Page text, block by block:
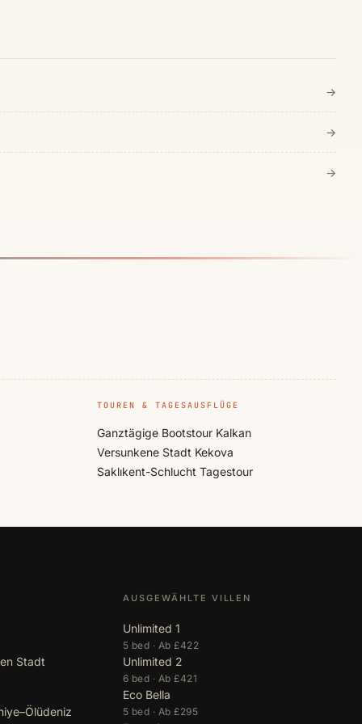
→
→
→
TOUREN & TAGESAUSFLÜGE
Ganztägige Bootstour Kalkan
Versunkene Stadt Kekova
Saklıkent-Schlucht Tagestour
Stadt
AUSGEWÄHLTE VILLEN
Unlimited 1
5 bed · Ab £422
Unlimited 2
6 bed · Ab £421
Eco Bella
5 bed · Ab £295